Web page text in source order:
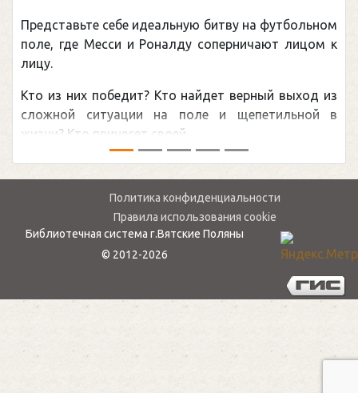
Представьте себе идеальную битву на футбольном
поле, где Месси и Роналду соперничают лицом к
лицу.
Кто из них победит? Кто найдет верный выход из
сложной ситуации на поле и щепетильной в
жизни? Кто принесет своей ...
Политика конфиденциальности
Правила использования cookie
Библиотечная система г.Вятские Поляны
© 2012-2026